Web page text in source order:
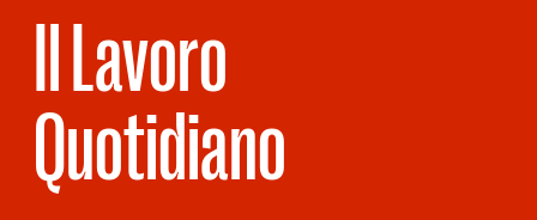
Il Lavoro
Quotidiano